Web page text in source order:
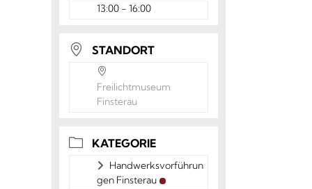
13:00 - 16:00
STANDORT
Freilichtmuseum
Finsterau
KATEGORIE
Handwerksvorführun
gen Finsterau